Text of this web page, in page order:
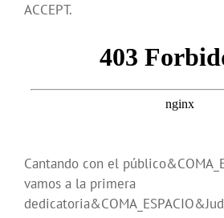
ACCEPT.
Cantando con el
vamos a la primera